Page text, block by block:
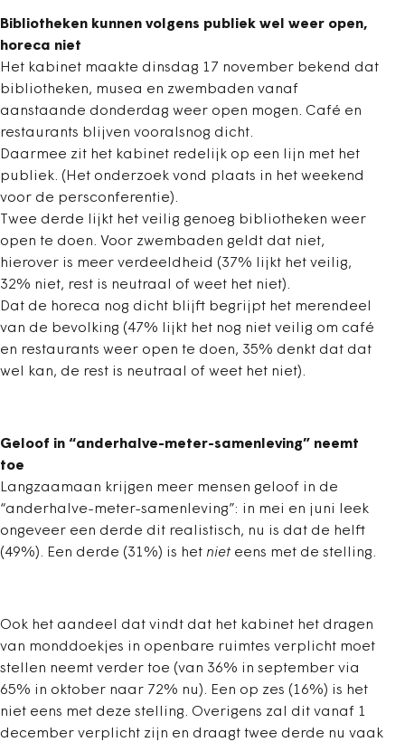
Bibliotheken kunnen volgens publiek wel weer open,
horeca niet
Het kabinet maakte dinsdag 17 november bekend dat
bibliotheken, musea en zwembaden vanaf
aanstaande donderdag weer open mogen. Café en
restaurants blijven vooralsnog dicht.
Daarmee zit het kabinet redelijk op een lijn met het
publiek. (Het onderzoek vond plaats in het weekend
voor de persconferentie).
Twee derde lijkt het veilig genoeg bibliotheken weer
open te doen. Voor zwembaden geldt dat niet,
hierover is meer verdeeldheid (37% lijkt het veilig,
32% niet, rest is neutraal of weet het niet).
Dat de horeca nog dicht blijft begrijpt het merendeel
van de bevolking (47% lijkt het nog niet veilig om café
en restaurants weer open te doen, 35% denkt dat dat
wel kan, de rest is neutraal of weet het niet).
Geloof in “anderhalve-meter-samenleving” neemt
toe
Langzaamaan krijgen meer mensen geloof in de
“anderhalve-meter-samenleving”: in mei en juni leek
ongeveer een derde dit realistisch, nu is dat de helft
(49%). Een derde (31%) is het niet eens met de stelling.
Ook het aandeel dat vindt dat het kabinet het dragen
van monddoekjes in openbare ruimtes verplicht moet
stellen neemt verder toe (van 36% in september via
65% in oktober naar 72% nu). Een op zes (16%) is het
niet eens met deze stelling. Overigens zal dit vanaf 1
december verplicht zijn en draagt twee derde nu vaak